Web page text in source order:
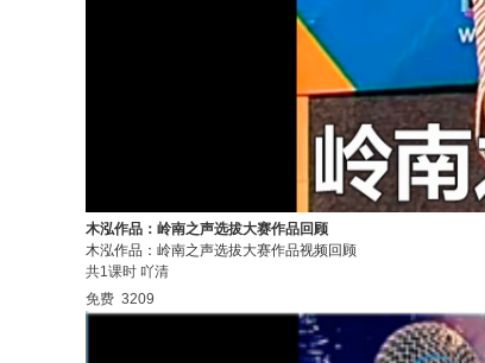
木泓作品：岭南之声选拔大赛作品回顾
木泓作品：岭南之声选拔大赛作品视频回顾
共1课时 吖清
免费 3209